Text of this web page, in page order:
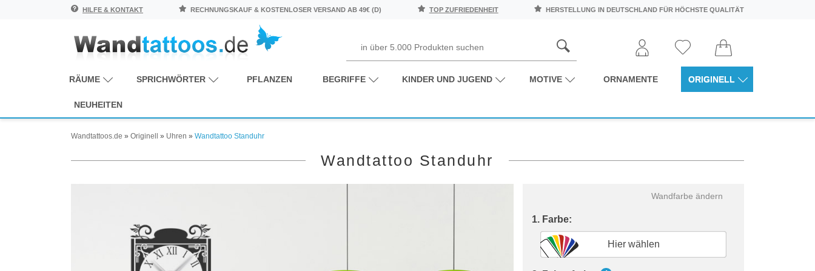
HILFE & KONTAKT RECHNUNGSKAUF & KOSTENLOSER VERSAND AB 49€ (D) TOP ZUFRIEDENHEIT HERSTELLUNG IN DEUTSCHLAND FÜR HÖCHSTE QUALITÄT
RÄUME SPRICHWÖRTER PFLANZEN BEGRIFFE KINDER UND JUGEND MOTIVE ORNAMENTE ORIGINELL
NEUHEITEN
Wandtattoos.de » Originell » Uhren » Wandtattoo Standuhr
Wandtattoo Standuhr
Wandfarbe ändern
1. Farbe:
Hier wählen